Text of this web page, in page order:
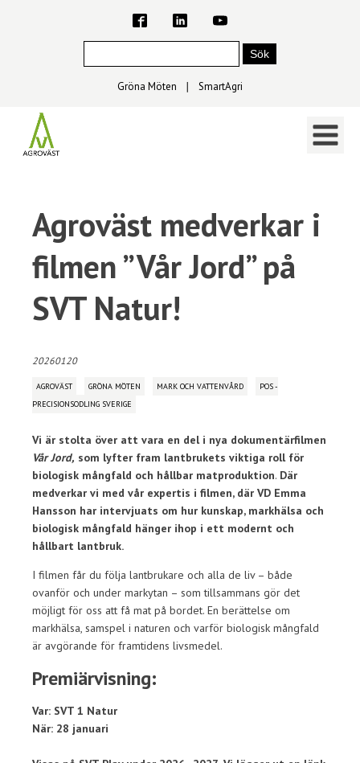
Gröna Möten ∣ SmartAgri
Agroväst medverkar i
filmen ”Vår Jord” på
SVT Natur!
20260120
AGROVÄST GRÖNA MÖTEN MARK OCH VATTENVÅRD
POS -
PRECISIONSODLING SVERIGE
Vi är stolta över att vara en del i nya dokumentärfilmen
Vår Jord, som lyfter fram lantbrukets viktiga roll för
biologisk mångfald och hållbar matproduktion. Där
medverkar vi med vår expertis i filmen, där VD Emma
Hansson har intervjuats om hur kunskap, markhälsa och
biologisk mångfald hänger ihop i ett modernt och
hållbart lantbruk.
I filmen får du följa lantbrukare och alla de liv – både
ovanför och under markytan – som tillsammans gör det
möjligt för oss att få mat på bordet. En berättelse om
markhälsa, samspel i naturen och varför biologisk mångfald
är avgörande för framtidens livsmedel.
Premiärvisning:
Var: SVT 1 Natur
När: 28 januari